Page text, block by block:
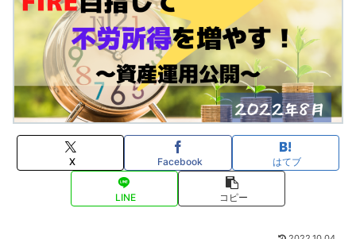
X Facebook はてブ
LINE コピー